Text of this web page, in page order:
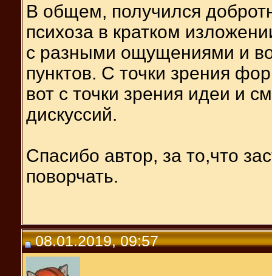
В общем, получился
психоза в кратком
с разными ощущениями и
пунктов. С точки зрения
вот с точки зрения идеи и
дискуссий.
Спасибо автор, за то,что
поворчать.
08.01.2019, 09:57